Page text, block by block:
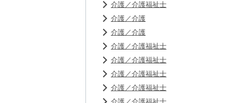
介護／介護福祉士
介護／介護
介護／介護
介護／介護福祉士
介護／介護福祉士
介護／介護福祉士
介護／介護福祉士